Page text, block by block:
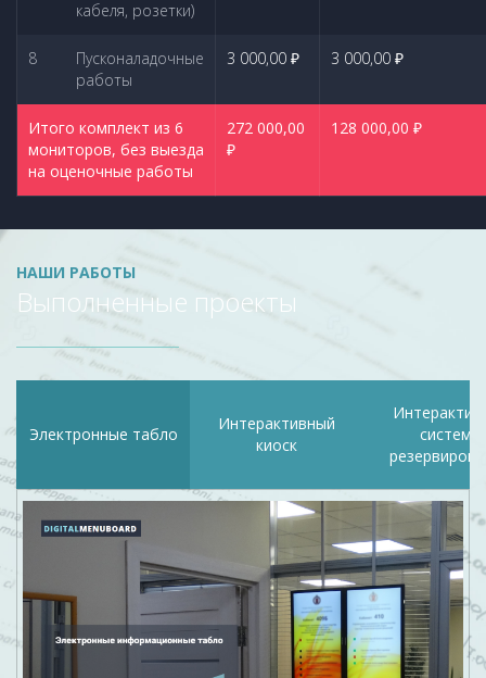
кабеля, розетки)
8
Пусконаладочные
работы
3 000,00 ₽ 3 000,00 ₽
Итого комплект из 6
мониторов, без выезда
на оценочные работы
272 000,00
₽
128 000,00 ₽
НАШИ РАБОТЫ
Выполненные проекты
Электронные табло
Интерактивный
киоск
система